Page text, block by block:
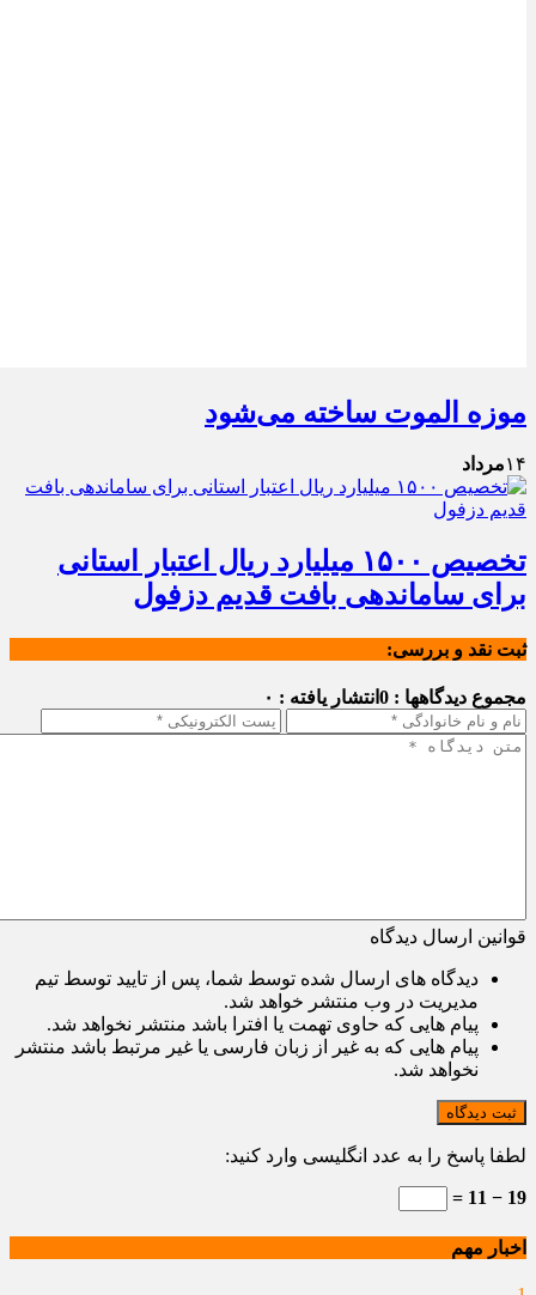
موزه الموت ساخته می‌شود
۱۴مرداد
تخصیص ۱۵۰۰ میلیارد ریال اعتبار استانی
برای ساماندهی بافت قدیم دزفول
ثبت نقد و بررسی:
مجموع دیدگاهها : 0 انتشار یافته : ۰
قوانین ارسال دیدگاه
دیدگاه های ارسال شده توسط شما، پس از تایید توسط تیم
مدیریت در وب منتشر خواهد شد.
پیام هایی که حاوی تهمت یا افترا باشد منتشر نخواهد شد.
پیام هایی که به غیر از زبان فارسی یا غیر مرتبط باشد منتشر
نخواهد شد.
ثبت دیدگاه
لطفا پاسخ را به عدد انگلیسی وارد کنید:
19 − 11 =
اخبار مهم